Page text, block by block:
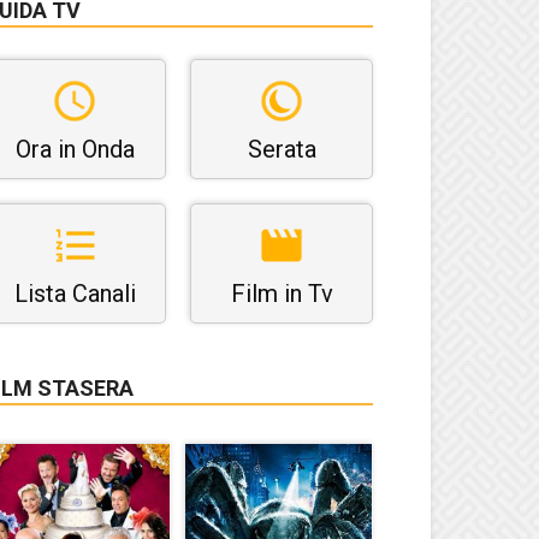
TV
Ora in Onda Serata
Lista Canali Film in Tv
STASERA